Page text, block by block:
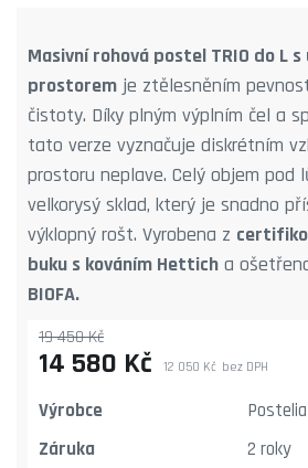
Masivní rohová postel TRIO do L
prostorem je ztělesněním
čistoty. Díky plným výplním čel a
tato verze vyznačuje diskrétním
prostoru neplave. Celý objem pod
velkorysý sklad, který je snadno
výklopný rošt. Vyrobena z
buku s kováním Hettich a
BIOFA.
14 580 Kč bez DPH
12 050 Kč
19 450 Kč
Výrobce
Záruka
2 roky